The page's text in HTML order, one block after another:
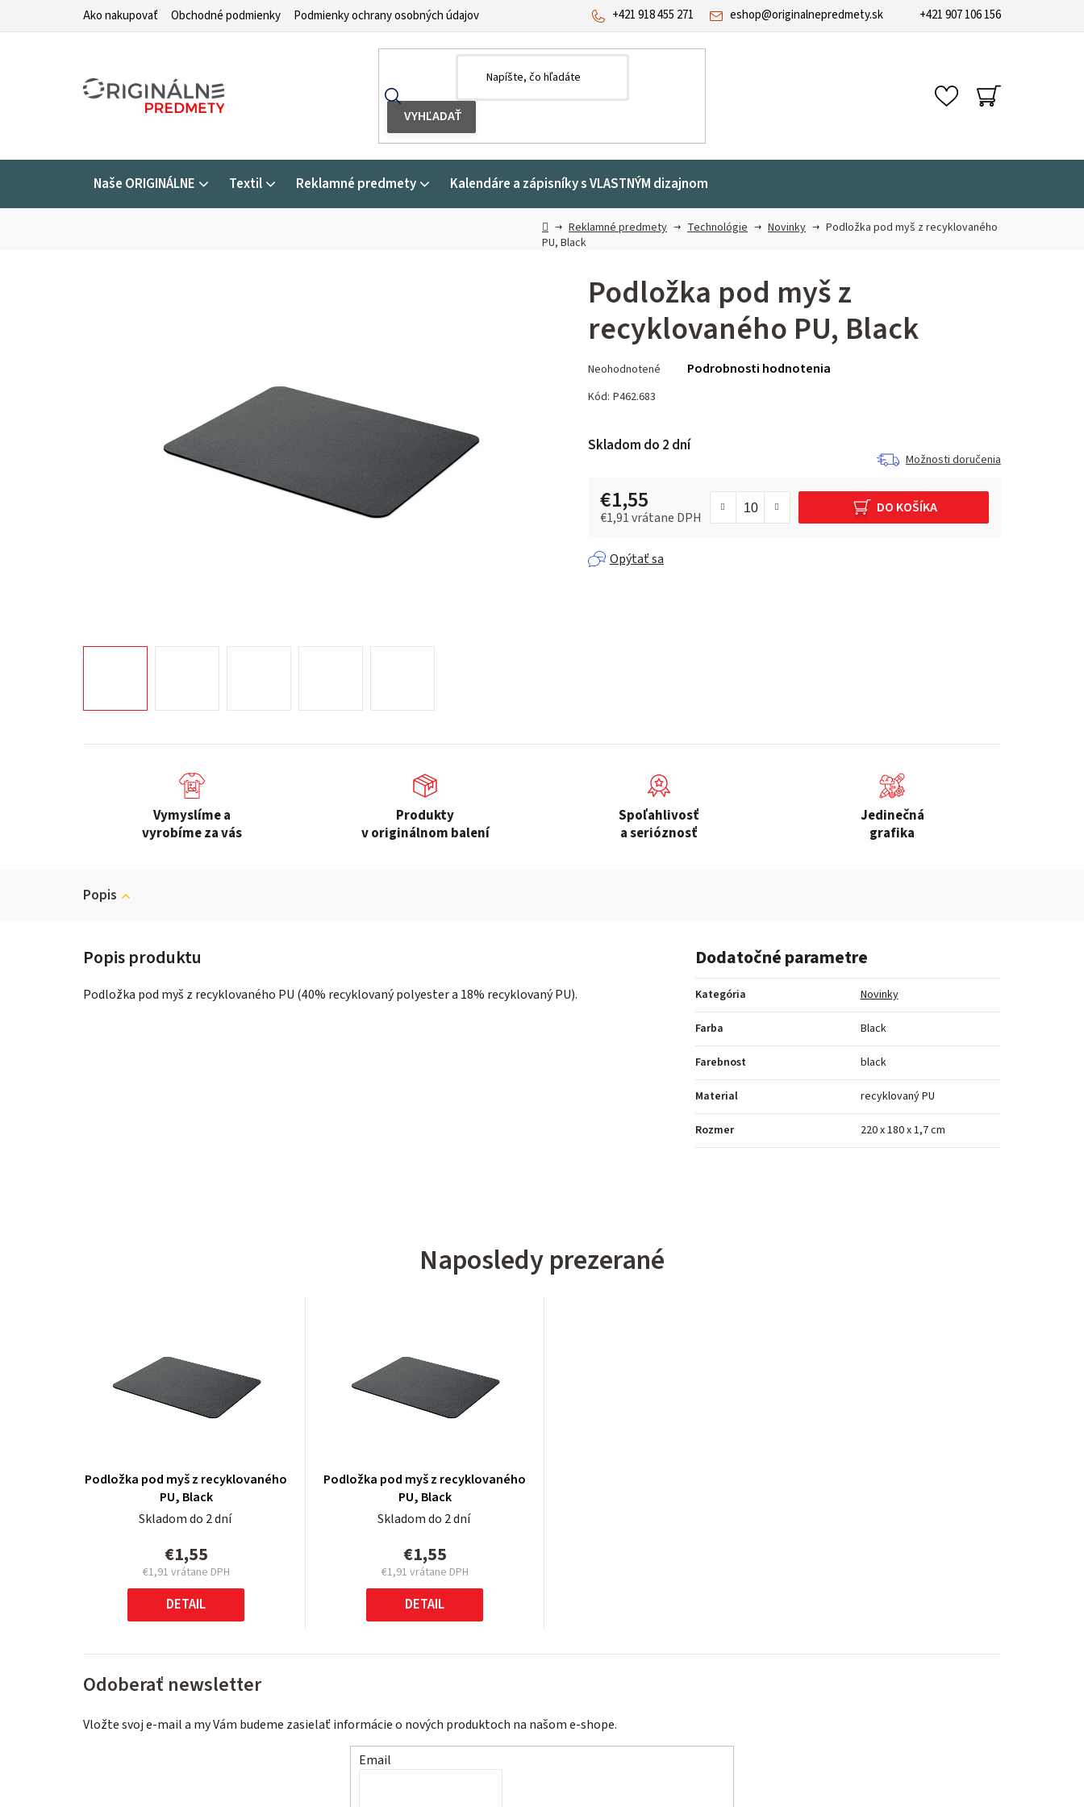
Ako nakupovať Obchodné podmienky Podmienky ochrany osobných údajov eshop@originalnepredmety.sk
+421 918 455 271 +421 907 106 156
NÁKUPNÝ
KOŠÍK
Naše ORIGINÁLNE Textil Reklamné predmety Kalendáre a zápisníky s VLASTNÝM dizajnom
DomovReklamné predmety Technológie Novinky
Podložka pod myš z recyklovaného
PU, Black
Podložka pod myš z
recyklovaného PU, Black
hodnotenie
produktu
z 5
Neohodnotené Podrobnosti hodnotenia
Kód: P462.683
Skladom do 2 dní
Možnosti doručenia
€1,55
€1,91 vrátane DPH
DO KOŠÍKA
Opýtať sa
Vymyslíme a
vyrobíme za vás
Produkty
v originálnom balení
Spoľahlivosť
a serióznosť
Jedinečná
grafika
Popis
Podložka pod myš z recyklovaného PU (40% recyklovaný polyester a 18% recyklovaný PU).
Dodatočné parametre
Kategória Novinky
Farba Black
Farebnost black
Material recyklovaný PU
Rozmer 220 x 180 x 1,7 cm
Naposledy prezerané
Podložka pod myš z recyklovaného
PU, Black
Skladom do 2 dní
€1,55
€1,91 vrátane DPH
Jednotková
cena:
DETAIL
Podložka pod myš z recyklovaného
PU, Black
Skladom do 2 dní
€1,55
€1,91 vrátane DPH
Jednotková
cena:
DETAIL
Odoberať newsletter
Vložte svoj e-mail a my Vám budeme zasielať informácie o nových produktoch na našom e-shope.
Email